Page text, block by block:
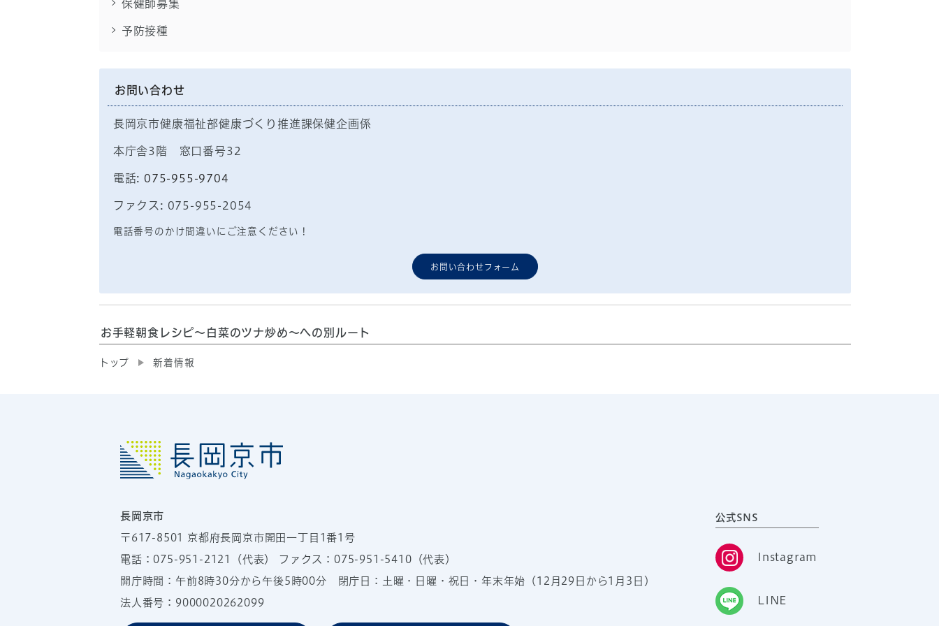
保健師募集
予防接種
お問い合わせ
長岡京市健康福祉部健康づくり推進課保健企画係
本庁舎3階 窓口番号32
電話: 075-955-9704
ファクス: 075-955-2054
電話番号のかけ間違いにご注意ください！
お問い合わせフォーム
お手軽朝食レシピ～白菜のツナ炒め～への別ルート
トップ 新着情報
長岡京市
〒617-8501 京都府長岡京市開田一丁目1番1号
電話：075-951-2121 （代表） ファクス：075-951-5410（代表）
開庁時間：午前8時30分から午後5時00分 閉庁日：土曜・日曜・祝日・年末年始（12月29日から1月3日）
法人番号：9000020262099
公式SNS
Instagram
LINE